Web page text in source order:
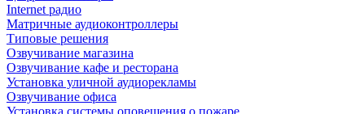
Internet радио
Матричные аудиоконтроллеры
Типовые решения
Озвучивание магазина
Озвучивание кафе и ресторана
Установка уличной аудиорекламы
Озвучивание офиса
Установка системы оповещения о пожаре